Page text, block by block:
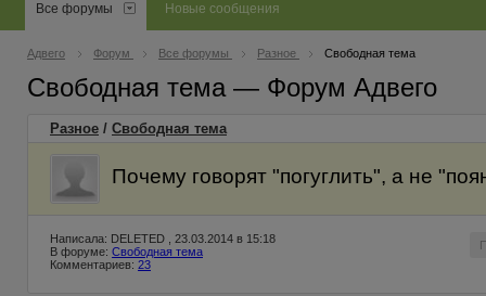
Все форумы Новые сообщения
Адвего Форум Все форумы Разное Свободная тема
Свободная тема — Форум Адвего
Разное / Свободная тема
Почему говорят "погуглить", а не
Написала: DELETED , 23.03.2014 в 15:18
В форуме: Свободная тема
Комментариев: 23